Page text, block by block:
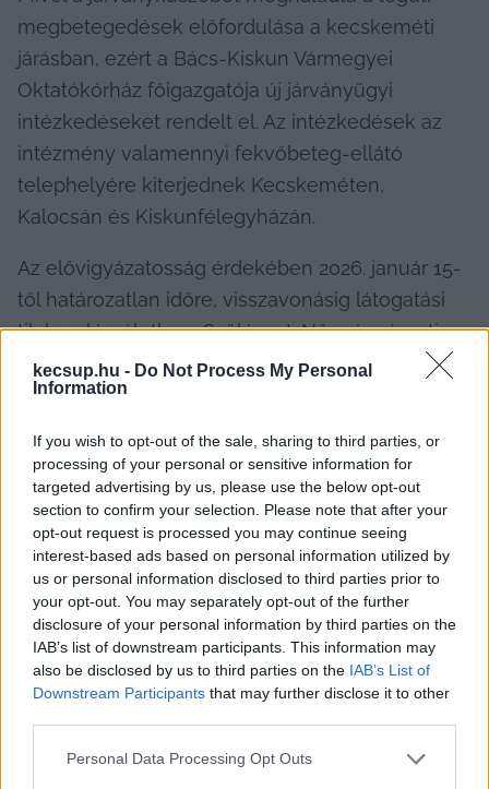
kecsup.hu - Do Not Process My Personal
Information
If you wish to opt-out of the sale, sharing to third parties, or
processing of your personal or sensitive information for
targeted advertising by us, please use the below opt-out
section to confirm your selection. Please note that after your
opt-out request is processed you may continue seeing
interest-based ads based on personal information utilized by
us or personal information disclosed to third parties prior to
your opt-out. You may separately opt-out of the further
disclosure of your personal information by third parties on the
IAB’s list of downstream participants. This information may
also be disclosed by us to third parties on the IAB’s List of
Downstream Participants that may further disclose it to other
Please note that this website/app uses one or more Google
Personal Data Processing Opt Outs
megbetegedések előfordulása a kecskeméti
járásban, ezért a Bács-Kiskun Vármegyei
Oktatókórház főigazgatója új járványügyi
intézkedéseket rendelt el. Az intézkedések az
intézmény valamennyi fekvőbeteg-ellátó
telephelyére kiterjednek Kecskeméten,
Kalocsán és Kiskunfélegyházán.
Az elővigyázatosság érdekében 2026. január 15-
től határozatlan időre, visszavonásig látogatási
tilalom lép életbe a Szülészet-Nőgyógyászati
Osztályon, az Újszülött Részlegen, valamint a
Perinatális Intenzív Centrumban működő PIC–
A látogatási tilalom alól kivételt képeznek:
életveszélyes állapotú betegek